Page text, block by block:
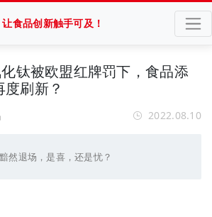
让食品创新触手可及！
钛被欧盟红牌罚下，食品添
刷新？
2022.08.10
然退场，是喜，还是忧？